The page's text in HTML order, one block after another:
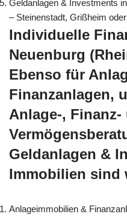
Geldanlagen & Investments
– Steinenstadt, Grißheim
Individuelle
Neuenburg
Ebenso für
Finanzanlagen,
Anlage-, Finanz-
Geldanlagen &
Immobilien sind
Anlageimmobilien &